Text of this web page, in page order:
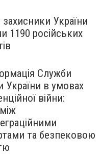
України
1190 російських
Служби
України в умовах
війни:
та безпековою